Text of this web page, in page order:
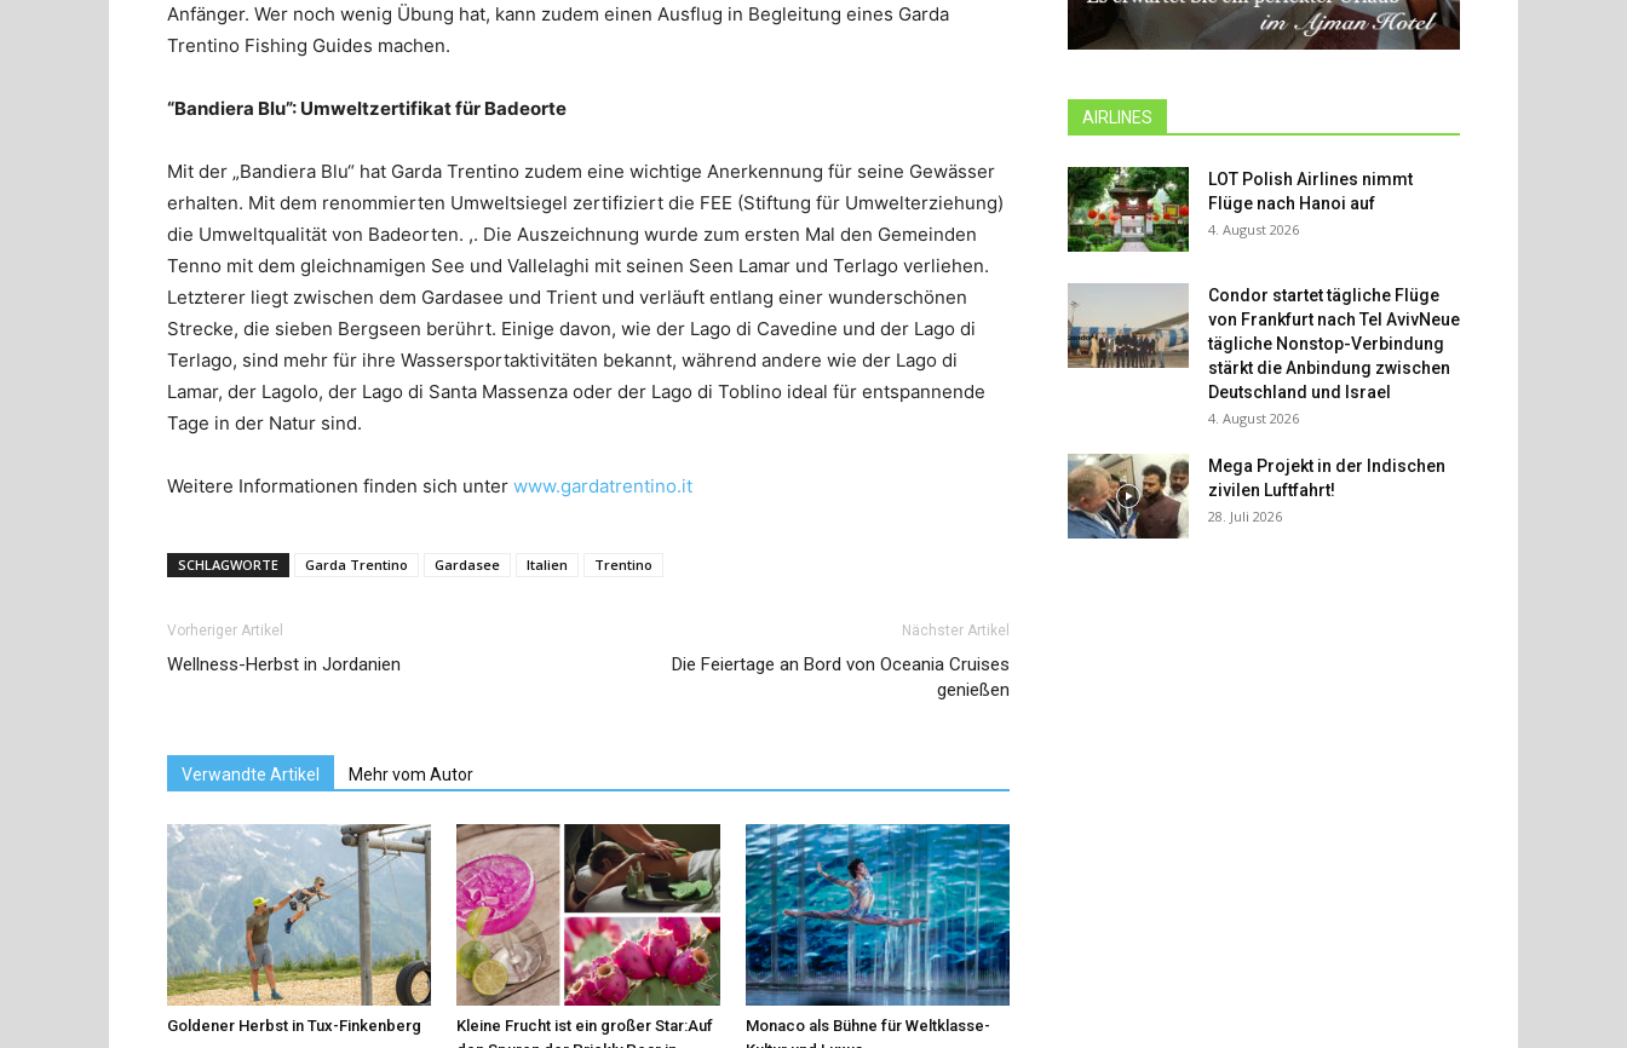
Anfänger. Wer noch wenig Übung hat, kann zudem einen Ausflug in Begleitung eines Garda
Trentino Fishing Guides machen.
“Bandiera Blu”: Umweltzertifikat für Badeorte
Mit der „Bandiera Blu“ hat Garda Trentino zudem eine wichtige Anerkennung für seine Gewässer
erhalten. Mit dem renommierten Umweltsiegel zertifiziert die FEE (Stiftung für Umwelterziehung)
die Umweltqualität von Badeorten. ,. Die Auszeichnung wurde zum ersten Mal den Gemeinden
Tenno mit dem gleichnamigen See und Vallelaghi mit seinen Seen Lamar und Terlago verliehen.
Letzterer liegt zwischen dem Gardasee und Trient und verläuft entlang einer wunderschönen
Strecke, die sieben Bergseen berührt. Einige davon, wie der Lago di Cavedine und der Lago di
Terlago, sind mehr für ihre Wassersportaktivitäten bekannt, während andere wie der Lago di
Lamar, der Lagolo, der Lago di Santa Massenza oder der Lago di Toblino ideal für entspannende
Tage in der Natur sind.
Weitere Informationen finden sich unter www.gardatrentino.it
SCHLAGWORTE Garda Trentino Gardasee Italien Trentino
Vorheriger Artikel
Wellness-Herbst in Jordanien
Nächster Artikel
Die Feiertage an Bord von Oceania Cruises
genießen
Verwandte Artikel Mehr vom Autor
Goldener Herbst in Tux-Finkenberg
Kleine Frucht ist ein großer Star:Auf
Monaco als Bühne für Weltklasse-
AIRLINES
LOT Polish Airlines nimmt
Flüge nach Hanoi auf
4. August 2026
Condor startet tägliche Flüge
von Frankfurt nach Tel AvivNeue
tägliche Nonstop-Verbindung
stärkt die Anbindung zwischen
Deutschland und Israel
4. August 2026
Mega Projekt in der Indischen
zivilen Luftfahrt!
28. Juli 2026